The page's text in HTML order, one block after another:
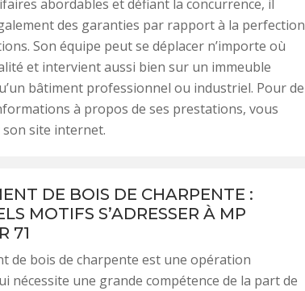
abordables et défiant la concurrence, il
des garanties par rapport à la perfection
Son équipe peut se déplacer n’importe où
et intervient aussi bien sur un immeuble
bâtiment professionnel ou industriel. Pour de
à propos de ses prestations, vous
site internet.
DE BOIS DE CHARPENTE :
MOTIFS S’ADRESSER À MP
71
de bois de charpente est une opération
nécessite une grande compétence de la part de